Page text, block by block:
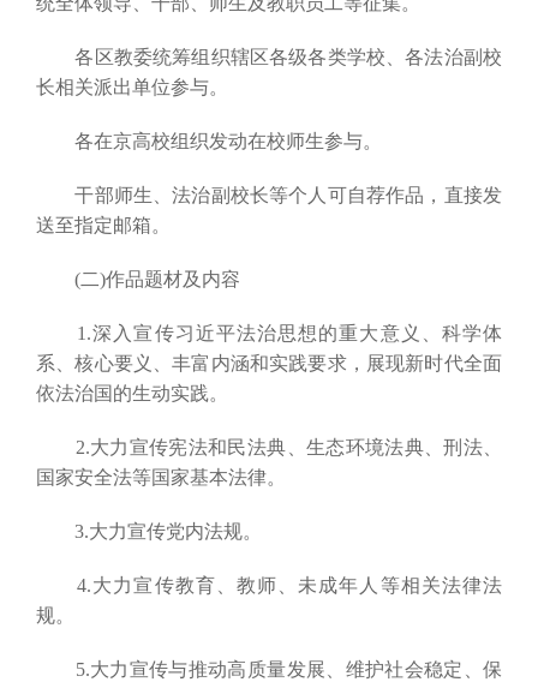
各区教委统筹组织辖区各级各类学校、各法治副校
长相关派出单位参与。
各在京高校组织发动在校师生参与。
干部师生、法治副校长等个人可自荐作品，直接发
送至指定邮箱。
(二)作品题材及内容
1.深入宣传习近平法治思想的重大意义、科学体
系、核心要义、丰富内涵和实践要求，展现新时代全面
依法治国的生动实践。
2.大力宣传宪法和民法典、生态环境法典、刑法、
国家安全法等国家基本法律。
3.大力宣传党内法规。
4.大力宣传教育、教师、未成年人等相关法律法
规。
5.大力宣传与推动高质量发展、维护社会稳定、保